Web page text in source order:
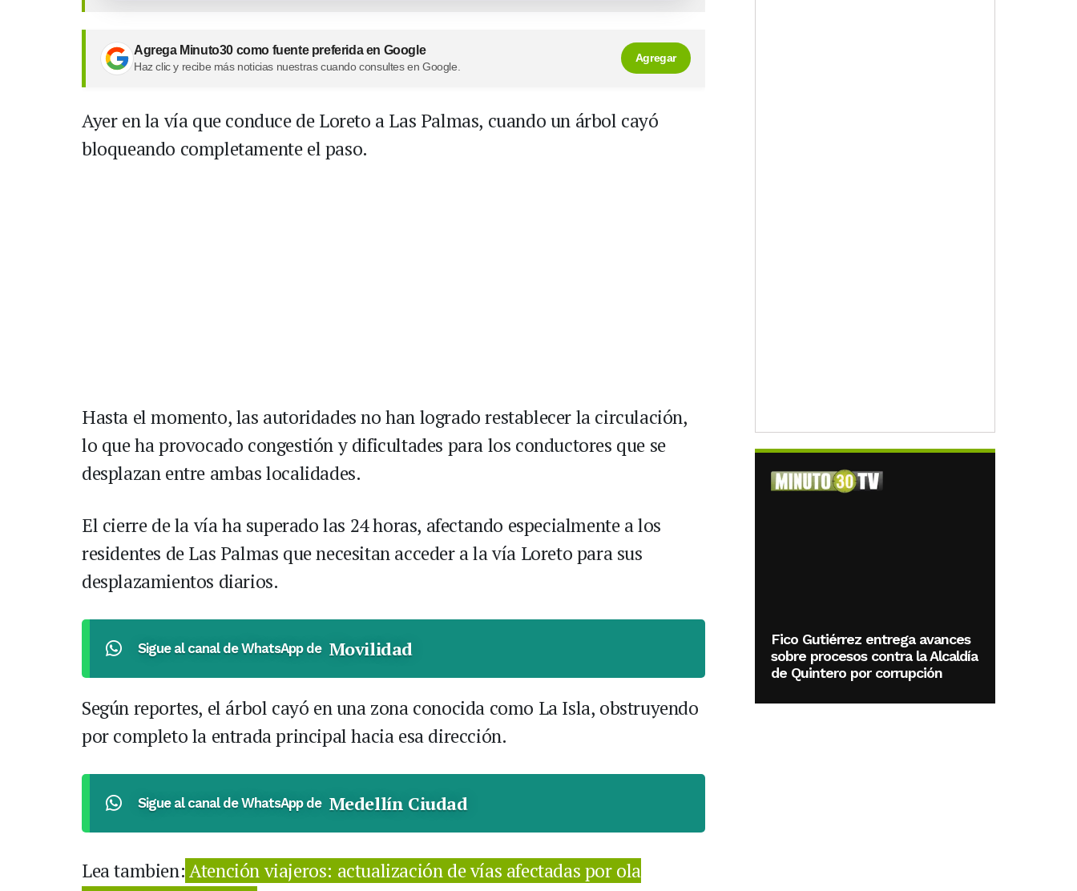
Agrega Minuto30 como fuente preferida en Google
Haz clic y recibe más noticias nuestras cuando consultes en Google.
Agregar
Ayer en la vía que conduce de Loreto a Las Palmas, cuando un árbol cayó
bloqueando completamente el paso.
Hasta el momento, las autoridades no han logrado restablecer la circulación,
lo que ha provocado congestión y dificultades para los conductores que se
desplazan entre ambas localidades.
El cierre de la vía ha superado las 24 horas, afectando especialmente a los
residentes de Las Palmas que necesitan acceder a la vía Loreto para sus
desplazamientos diarios.
Sigue al canal de WhatsApp de Movilidad
Según reportes, el árbol cayó en una zona conocida como La Isla, obstruyendo
por completo la entrada principal hacia esa dirección.
Sigue al canal de WhatsApp de Medellín Ciudad
Lea tambien: Atención viajeros: actualización de vías afectadas por ola
Fico Gutiérrez entrega avances
sobre procesos contra la Alcaldía
de Quintero por corrupción